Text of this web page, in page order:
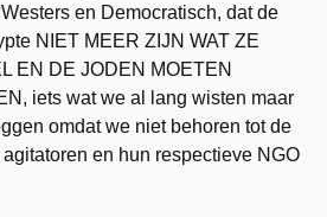
en Democratisch, dat de
NIET MEER ZIJN WAT ZE
EN DE JODEN MOETEN
iets wat we al lang wisten maar
omdat we niet behoren tot de
en hun respectieve NGO